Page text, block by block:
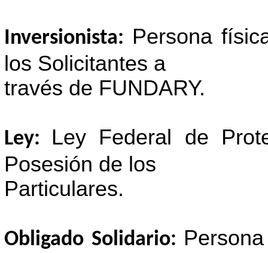
Inversionista: Persona
los Solicitantes a
través de FUNDARY.
Ley: Ley Federal de
Posesión de los
Particulares.
Obligado Solidario: